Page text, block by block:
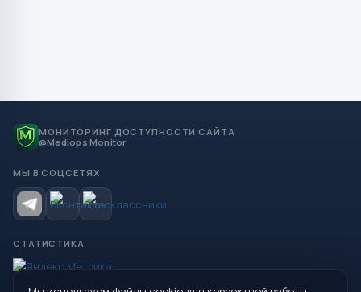
МОНИТОРИНГ ДОСТУПНОСТИ САЙТА
@Mediops Monitor
МЫ В СОЦСЕТЯХ
СТАТИСТИКА